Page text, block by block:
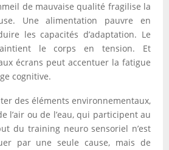
de mauvaise qualité fragilise la
Une alimentation pauvre en
les capacités d’adaptation. Le
le corps en tension. Et
écrans peut accentuer la fatigue
cognitive.
des éléments environnementaux,
l’air ou de l’eau, qui participent au
du training neuro sensoriel n’est
par une seule cause, mais de